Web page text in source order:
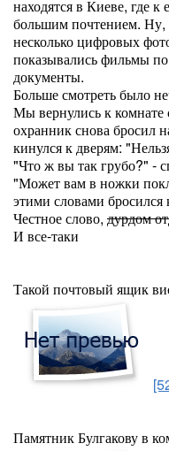
находятся в Киеве, где к
большим почтением. Ну,
несколько цифровых
показывались фильмы
документы.
Больше смотреть было
Мы вернулись к
охранник снова бросил
кинулся к дверям:
"Что ж вы так грубо?" -
"Может вам в ножки
этими словами
Честное слово, дурдом
И все-таки
Такой почтовый ящик
Памятник Булгакову в